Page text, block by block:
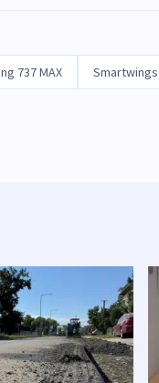
737 MAX Smartwings